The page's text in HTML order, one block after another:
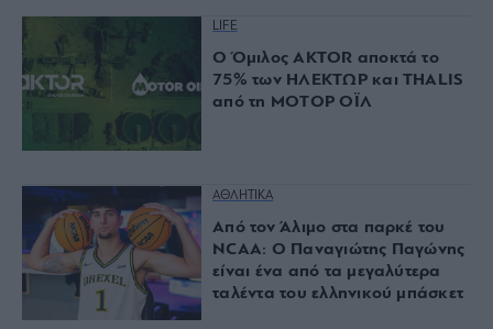
LIFE
Ο Όμιλος AKTOR αποκτά το
75% των ΗΛΕΚΤΩΡ και THALIS
από τη ΜΟΤΟΡ ΟΪΛ
ΑΘΛΗΤΙΚΑ
Από τον Άλιμο στα παρκέ του
NCAA: Ο Παναγιώτης Παγώνης
είναι ένα από τα μεγαλύτερα
ταλέντα του ελληνικού μπάσκετ